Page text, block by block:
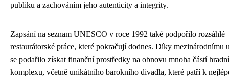
publiku a zachováním jeho autenticity a integrity.
Zapsání na seznam UNESCO v roce 1992 také podpořilo rozsáhlé
restaurátorské práce, které pokračují dodnes. Díky mezinárodnímu
se podařilo získat finanční prostředky na obnovu mnoha částí
komplexu, včetně unikátního barokního divadla, které patří k